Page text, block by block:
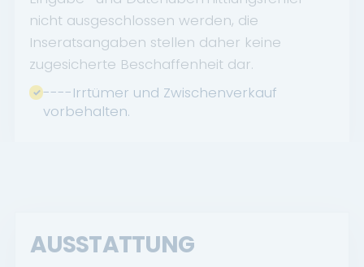
nicht ausgeschlossen werden, die
Inseratsangaben stellen daher keine
zugesicherte Beschaffenheit dar.
----Irrtümer und Zwischenverkauf
vorbehalten.
AUSSTATTUNG